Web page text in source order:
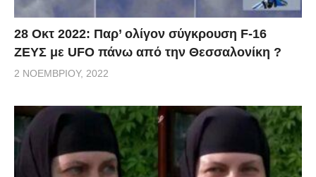
28 Οκτ 2022: Παρ’ ολίγον σύγκρουση F-16
ΖΕΥΣ με UFO πάνω από την Θεσσαλονίκη ?
2 ΝΟΕΜΒΡΊΟΥ, 2022